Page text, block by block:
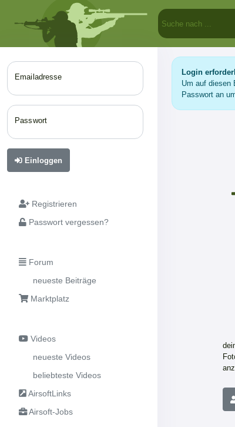
Emailadresse
Passwort
Einloggen
Registrieren
Passwort vergessen?
Forum
neueste Beiträge
Marktplatz
Videos
neueste Videos
beliebteste Videos
AirsoftLinks
Airsoft-Jobs
Login
Um auf diesen
Passwort an